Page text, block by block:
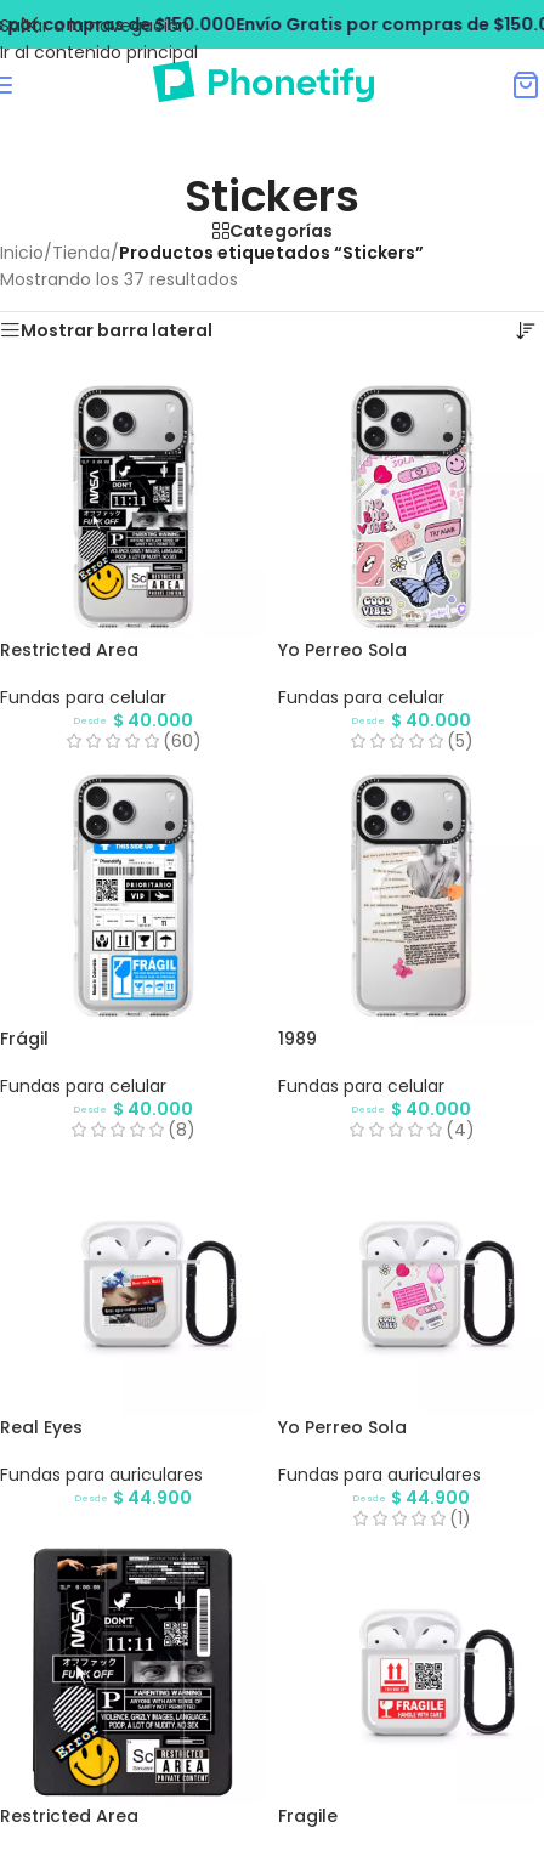
Saltar a la navegación
Ir al contenido principal
de $150.000Envío Gratis por compras de $150.000
Stickers
Categorías
Inicio/Tienda/Productos etiquetados “Stickers”
Mostrando los 37 resultados
Mostrar barra lateral
Restricted Area
Fundas para celular
Desde $ 40.000
(60)
Yo Perreo Sola
Fundas para celular
Desde $ 40.000
(5)
Frágil
Fundas para celular
Desde $ 40.000
(8)
1989
Fundas para celular
Desde $ 40.000
(4)
Real Eyes
Fundas para auriculares
Desde $ 44.900
Yo Perreo Sola
Fundas para auriculares
Desde $ 44.900
(1)
Restricted Area
Fragile